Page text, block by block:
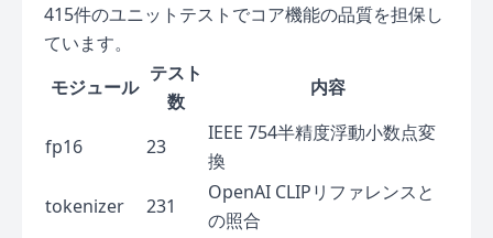
415件のユニットテストでコア機能の品質を担保し
ています。
モジュール
テスト
数
内容
fp16 23
IEEE 754半精度浮動小数点変
換
tokenizer
231
OpenAI CLIPリファレンスと
の照合